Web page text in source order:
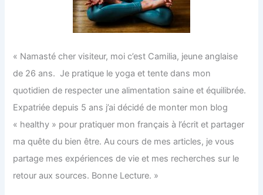
« Namasté cher visiteur, moi c’est Camilia, jeune anglaise
de 26 ans. Je pratique le yoga et tente dans mon
quotidien de respecter une alimentation saine et équilibrée.
Expatriée depuis 5 ans j’ai décidé de monter mon blog
« healthy » pour pratiquer mon français à l’écrit et partager
ma quête du bien être. Au cours de mes articles, je vous
partage mes expériences de vie et mes recherches sur le
retour aux sources. Bonne Lecture. »